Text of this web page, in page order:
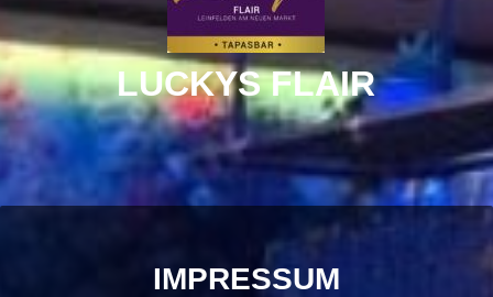
LUCKYS FLAIR
IMPRESSUM